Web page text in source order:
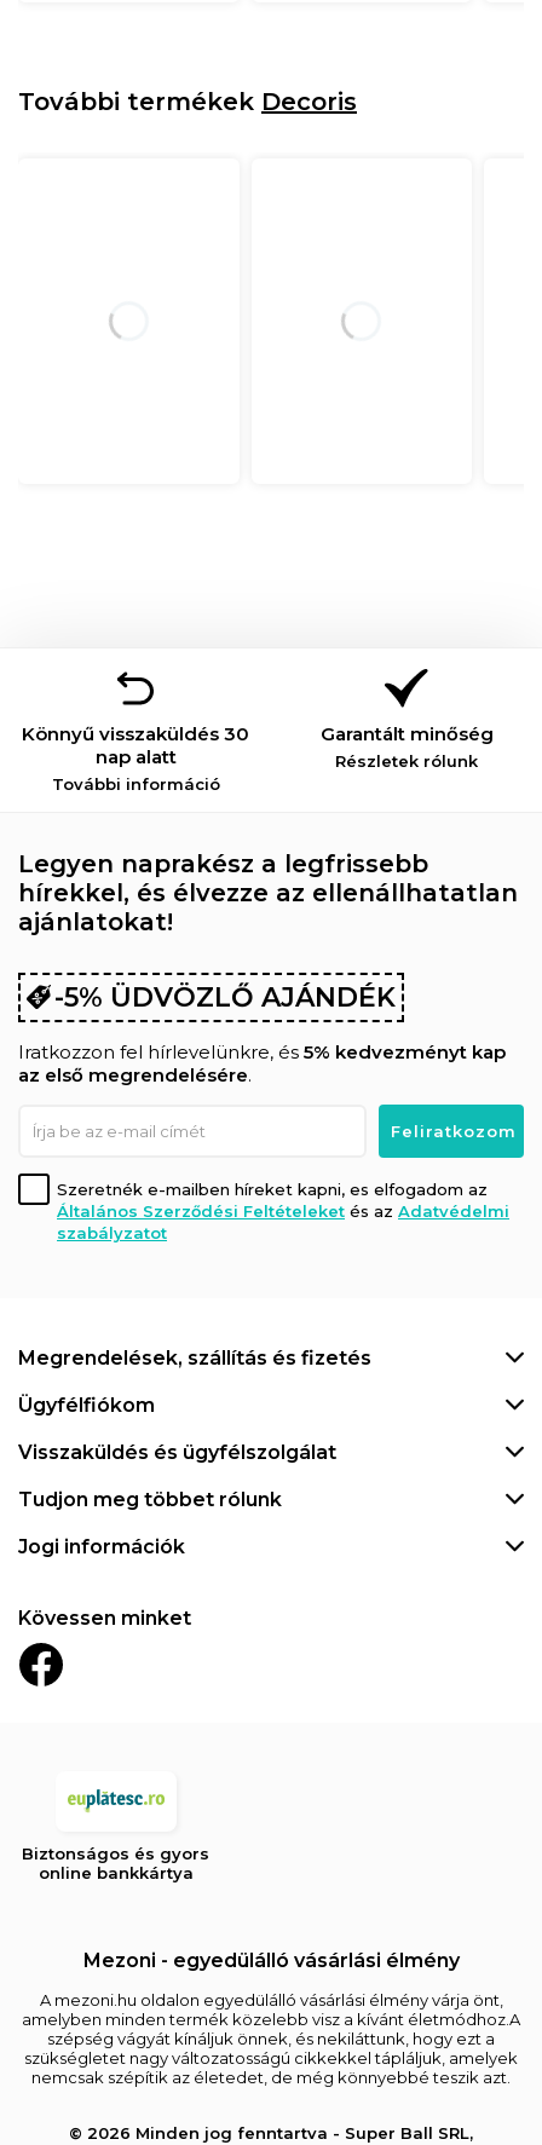
További termékek Decoris
Könnyű visszaküldés 30
nap alatt
További információ
Garantált minőség
Részletek rólunk
Legyen naprakész a legfrissebb
hírekkel, és élvezze az ellenállhatatlan
ajánlatokat!
-5% ÜDVÖZLŐ AJÁNDÉK
Iratkozzon fel hírlevelünkre, és 5% kedvezményt kap
az első megrendelésére.
Szeretnék e-mailben híreket kapni, es elfogadom az
Általános Szerződési Feltételeket és az Adatvédelmi
szabályzatot
Megrendelések, szállítás és fizetés
Ügyfélfiókom
Visszaküldés és ügyfélszolgálat
Tudjon meg többet rólunk
Jogi információk
Kövessen minket
Biztonságos és gyors
online bankkártya
Mezoni - egyedülálló vásárlási élmény
A mezoni.hu oldalon egyedülálló vásárlási élmény várja önt,
amelyben minden termék közelebb visz a kívánt életmódhoz.A
szépség vágyát kínáljuk önnek, és nekiláttunk, hogy ezt a
szükségletet nagy változatosságú cikkekkel tápláljuk, amelyek
nemcsak szépítik az életedet, de még könnyebbé teszik azt.
© 2026 Minden jog fenntartva - Super Ball SRL,